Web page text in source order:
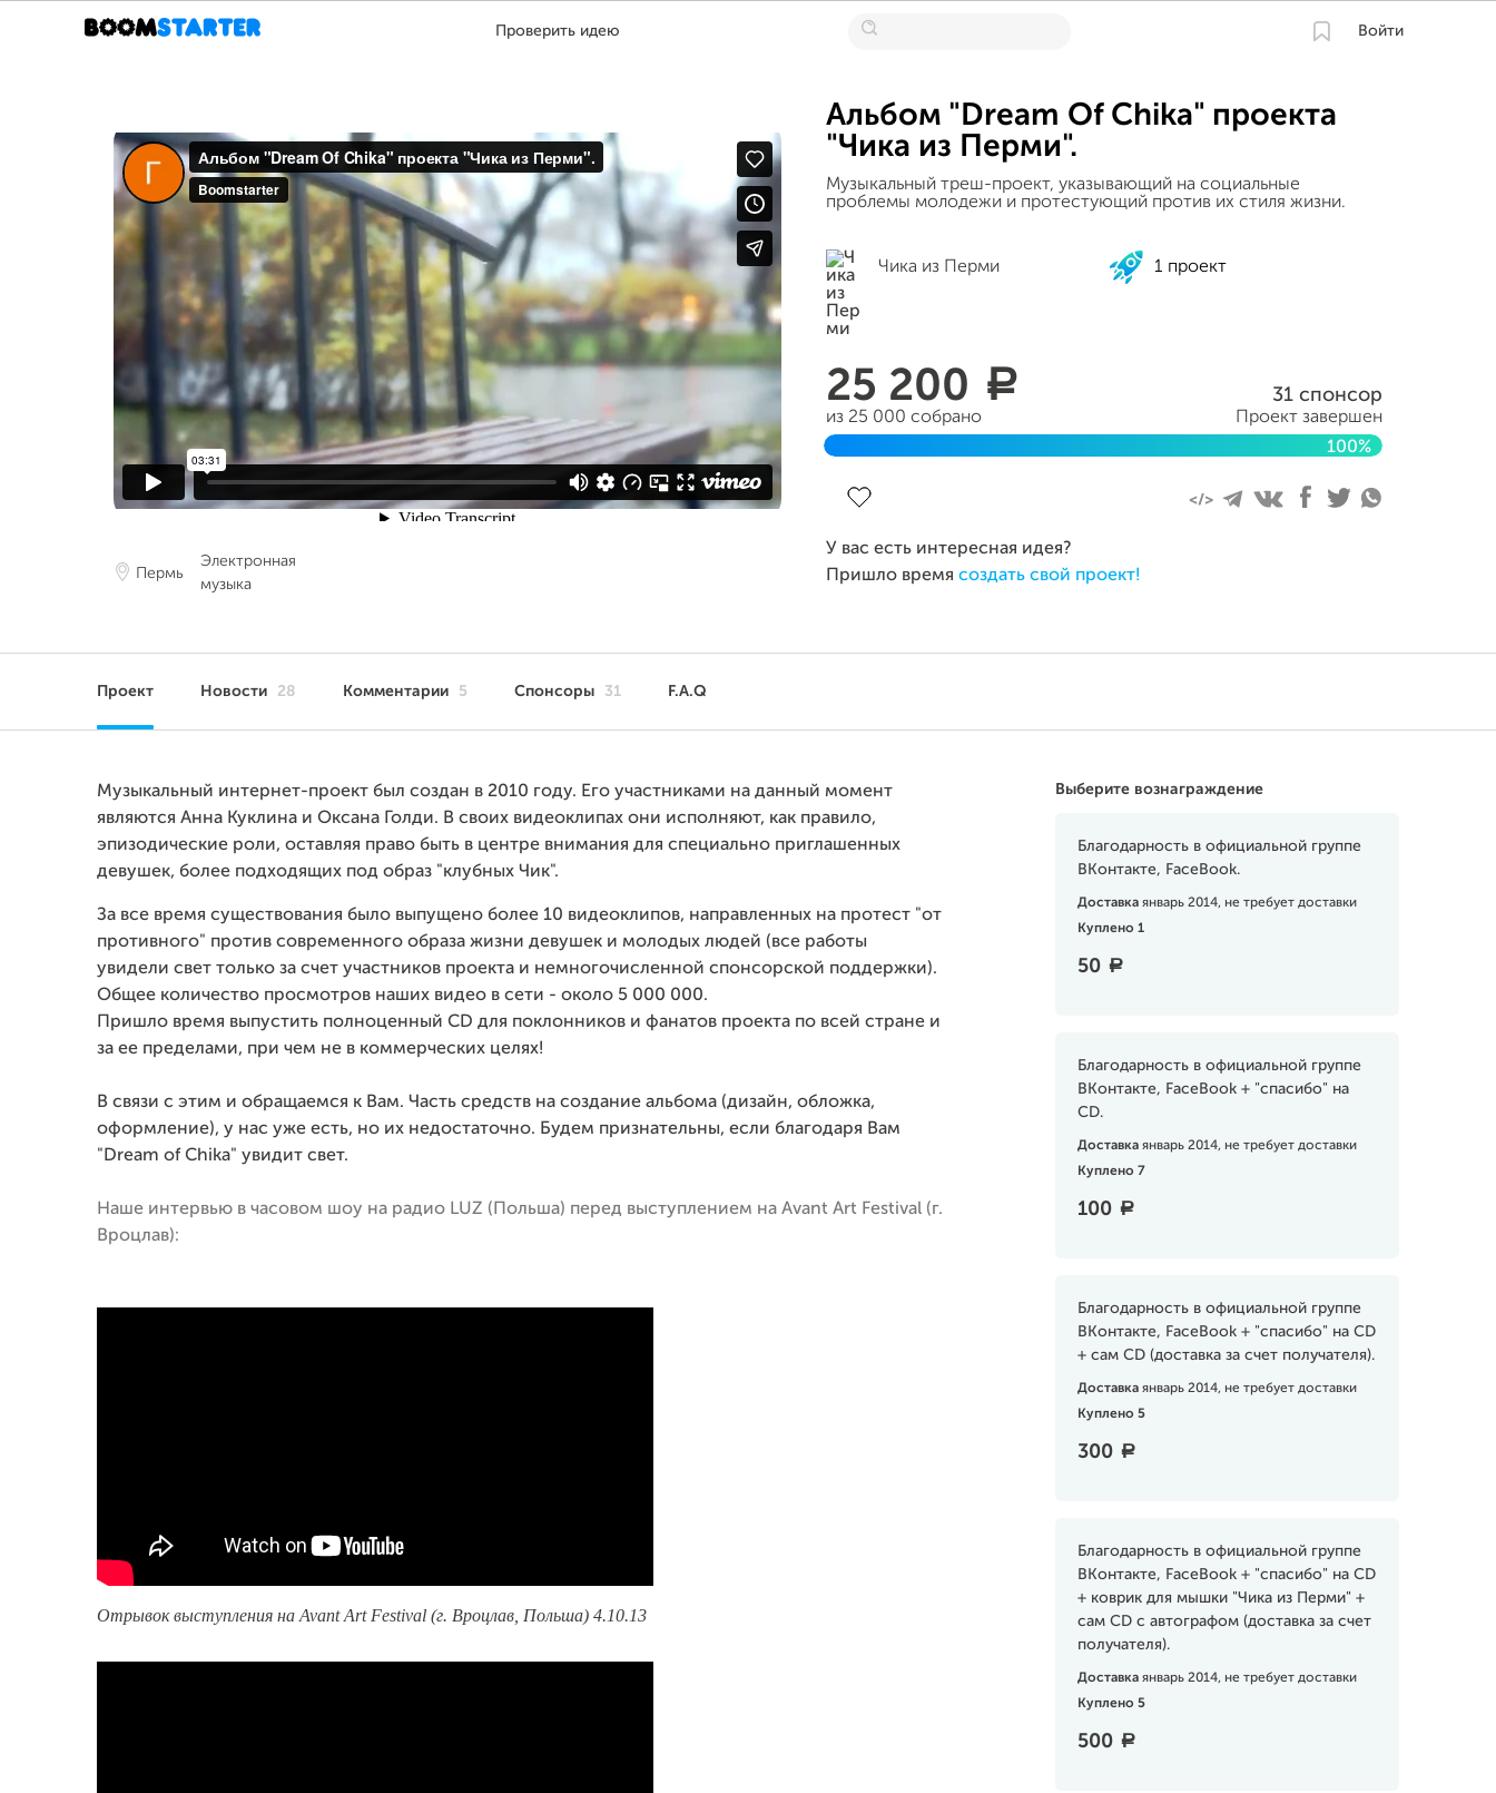
Проверить идею Войти
Пермь
Электронная
музыка
Альбом "Dream Of Chika" проекта
"Чика из Перми".
Музыкальный треш-проект, указывающий на социальные
проблемы молодежи и протестующий против их стиля жизни.
Чика из Перми 1 проект
25 200 a
из 25 000 собрано
31 спонсор
Проект завершен
100%
У вас есть интересная идея?
Пришло время создать свой проект!
Проект Новости 28 Комментарии 5 Спонсоры 31 F.A.Q
Выберите вознаграждение
Благодарность в официальной группе
ВКонтакте, FaceBook.
Доставка январь 2014, не требует доставки
Куплено 1
50 a
Благодарность в официальной группе
ВКонтакте, FaceBook + "спасибо" на
CD.
Доставка январь 2014, не требует доставки
Куплено 7
100 a
Благодарность в официальной группе
ВКонтакте, FaceBook + "спасибо" на CD
+ сам CD (доставка за счет получателя).
Доставка январь 2014, не требует доставки
Куплено 5
300 a
Благодарность в официальной группе
ВКонтакте, FaceBook + "спасибо" на CD
+ коврик для мышки "Чика из Перми" +
сам CD с автографом (доставка за счет
получателя).
Доставка январь 2014, не требует доставки
Куплено 5
500 a
Музыкальный интернет-проект был создан в 2010 году. Его участниками на данный момент
являются Анна Куклина и Оксана Голди. В своих видеоклипах они исполняют, как правило,
эпизодические роли, оставляя право быть в центре внимания для специально приглашенных
девушек, более подходящих под образ "клубных Чик".
За все время существования было выпущено более 10 видеоклипов, направленных на протест "от
противного" против современного образа жизни девушек и молодых людей (все работы
увидели свет только за счет участников проекта и немногочисленной спонсорской поддержки).
Общее количество просмотров наших видео в сети - около 5 000 000.
Пришло время выпустить полноценный CD для поклонников и фанатов проекта по всей стране и
за ее пределами, при чем не в коммерческих целях!
В связи с этим и обращаемся к Вам. Часть средств на создание альбома (дизайн, обложка,
оформление), у нас уже есть, но их недостаточно. Будем признательны, если благодаря Вам
"Dream of Chika" увидит свет.
Наше интервью в часовом шоу на радио LUZ (Польша) перед выступлением на Avant Art Festival (г.
Вроцлав):
Отрывок выступления на Avant Art Festival (г. Вроцлав, Польша) 4.10.13